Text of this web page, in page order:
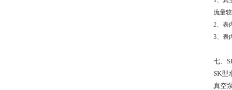
流量
2、表
3、表
七、
SK型
真空